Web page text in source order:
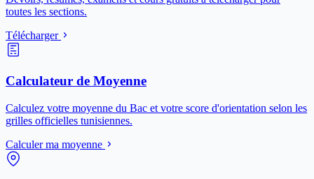
toutes les sections.
Télécharger
Calculateur de Moyenne
Calculez votre moyenne du Bac et votre score d'orientation selon les
grilles officielles tunisiennes.
Calculer ma moyenne